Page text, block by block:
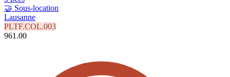
🤝 Sous-location
Lausanne
PLTF.COL.003
961.00